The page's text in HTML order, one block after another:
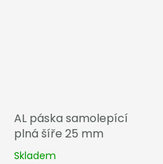
AL páska samolepící
plná šíře 25 mm
Skladem